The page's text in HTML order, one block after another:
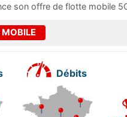
son offre de flotte mobile
MOBILE
Débits